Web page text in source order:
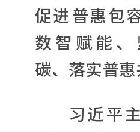
促进普惠包
数智赋能、
碳、落实普
习近平